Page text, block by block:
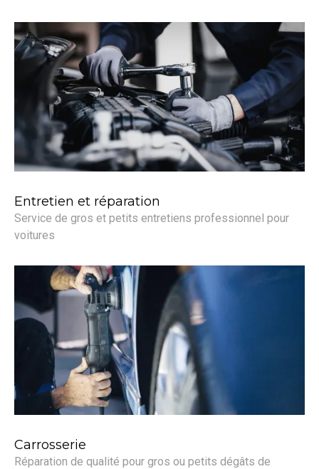
Entretien et réparation
Service de gros et petits entretiens professionnel pour
voitures
Carrosserie
Réparation de qualité pour gros ou petits dégâts de